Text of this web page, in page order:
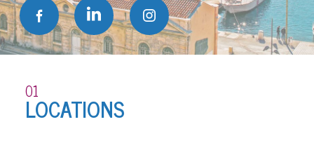
01
LOCATIONS